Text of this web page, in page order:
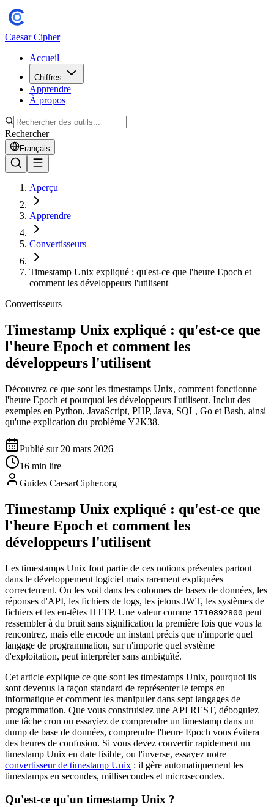
Caesar Cipher
Accueil
Chiffres
Apprendre
À propos
Rechercher
Français
Aperçu
Apprendre
Convertisseurs
Timestamp Unix expliqué : qu'est-ce que l'heure Epoch et
comment les développeurs l'utilisent
Convertisseurs
Timestamp Unix expliqué : qu'est-ce que
l'heure Epoch et comment les
développeurs l'utilisent
Découvrez ce que sont les timestamps Unix, comment fonctionne
l'heure Epoch et pourquoi les développeurs l'utilisent. Inclut des
exemples en Python, JavaScript, PHP, Java, SQL, Go et Bash, ainsi
qu'une explication du problème Y2K38.
Publié sur 20 mars 2026
16 min lire
Guides CaesarCipher.org
Timestamp Unix expliqué : qu'est-ce que
l'heure Epoch et comment les
développeurs l'utilisent
Les timestamps Unix font partie de ces notions présentes partout
dans le développement logiciel mais rarement expliquées
correctement. On les voit dans les colonnes de bases de données, les
réponses d'API, les fichiers de logs, les jetons JWT, les systèmes de
fichiers et les en-têtes HTTP. Une valeur comme 1710892800 peut
ressembler à du bruit sans signification la première fois que vous la
rencontrez, mais elle encode un instant précis que n'importe quel
langage de programmation, sur n'importe quel système
d'exploitation, peut interpréter sans ambiguïté.
Cet article explique ce que sont les timestamps Unix, pourquoi ils
sont devenus la façon standard de représenter le temps en
informatique et comment les manipuler dans sept langages de
programmation. Que vous construisiez une API REST, déboguiez
une tâche cron ou essayiez de comprendre un timestamp dans un
dump de base de données, comprendre l'heure Epoch vous évitera
des heures de confusion. Si vous devez convertir rapidement un
timestamp Unix en date lisible, ou l'inverse, essayez notre
convertisseur de timestamp Unix : il gère automatiquement les
timestamps en secondes, millisecondes et microsecondes.
Qu'est-ce qu'un timestamp Unix ?